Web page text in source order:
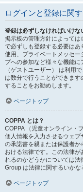
ログインと登録に関
登録は必ずしなければいけな
掲示板の管理方針によって
で必ずしも登録する必要は
使用、プライベートメッセ
プへの参加など様々な機能
（ゲストユーザー） は利用
は数分で行うことができま
することをお勧めします。
ページトップ
COPPA とは？
COPPA （児童オンライン・
個人情報を入力させるウェ
の承諾書を親または保護者
おける法律です。この法律
れるのかどうかについては
Group は法律に関するいかな
ページトップ